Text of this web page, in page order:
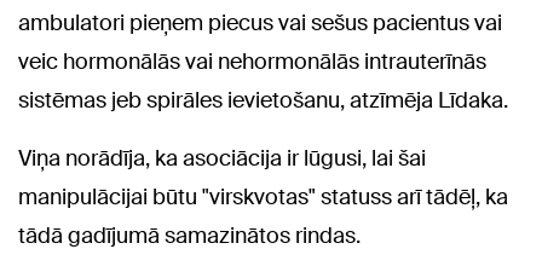
ambulatori pieņem piecus vai sešus pacientus vai
veic hormonālās vai nehormonālās intrauterīnās
sistēmas jeb spirāles ievietošanu, atzīmēja Līdaka.
Viņa norādīja, ka asociācija ir lūgusi, lai šai
manipulācijai būtu "virskvotas" statuss arī tādēļ, ka
tādā gadījumā samazinātos rindas.